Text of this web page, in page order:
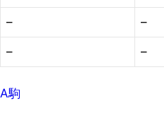
– –
– –
A駒